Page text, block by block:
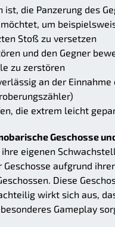
ist, die Panzerung des
um
Stoß zu versetzen
und den Gegner
zu zerstören
an der
die extrem leicht
Geschosse
eigenen
Geschosse aufgrund
Diese
wirkt sich aus,
Gameplay